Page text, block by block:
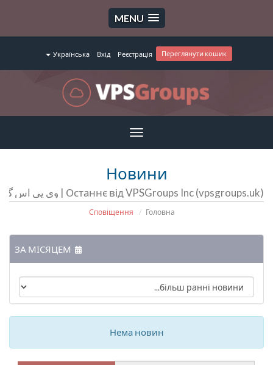
MENU
Українська Вхід Реєстрація Переглянути кошик
Toggle
navigation
Новини
Останнє від VPSGroups Inc (vpsgroups.uk) | وی پی اس گروپ | سرور مجازی | سرور اختصاصی | هاست
Головна
Нема новин